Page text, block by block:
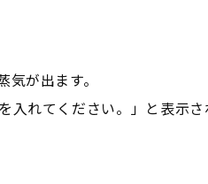
が出ます。
れてください。」と表示さ